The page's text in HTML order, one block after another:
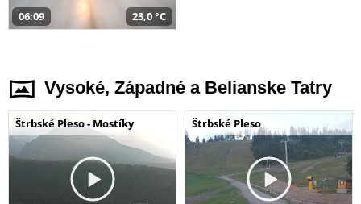
06:09 23,0 °C
Vysoké, Západné a Belianske Tatry
Štrbské Pleso - Mostíky Štrbské Pleso